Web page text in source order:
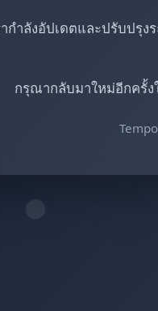
กำลังอัปเดตและปรับปรุ
กรุณากลับมาใหม่อีกครั้ง